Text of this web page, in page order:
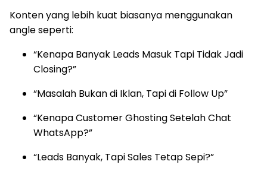
Konten yang lebih kuat biasanya menggunakan
angle seperti:
“Kenapa Banyak Leads Masuk Tapi Tidak Jadi
Closing?”
“Masalah Bukan di Iklan, Tapi di Follow Up”
“Kenapa Customer Ghosting Setelah Chat
WhatsApp?”
“Leads Banyak, Tapi Sales Tetap Sepi?”